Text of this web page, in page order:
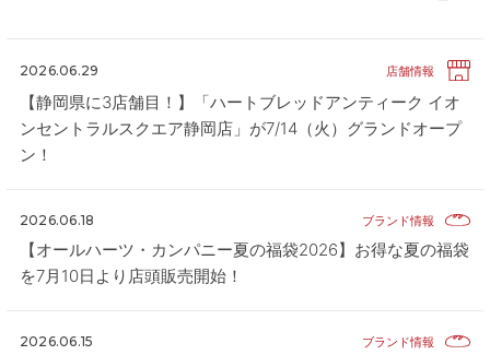
店舗情報
2026.06.29
【静岡県に3店舗目！】「ハートブレッドアンティーク イオ
ンセントラルスクエア静岡店」が7/14（火）グランドオープ
ン！
ブランド情報
2026.06.18
【オールハーツ・カンパニー夏の福袋2026】お得な夏の福袋
を7月10日より店頭販売開始！
ブランド情報
2026.06.15